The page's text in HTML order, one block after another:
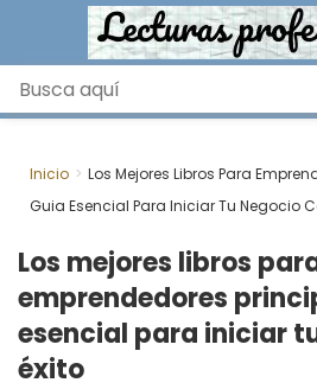
Inicio
Los Mejores Libros Para
Guia Esencial Para Iniciar Tu Negocio
Los mejores libros
emprendedores
esencial para iniciar
éxito